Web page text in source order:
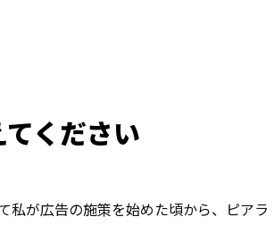
てください
私が広告の施策を始めた頃から、ピアラ